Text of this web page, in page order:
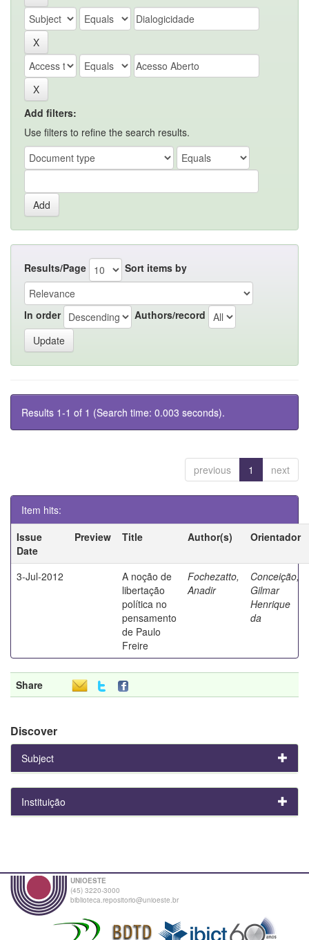
Add filters:
Use filters to refine the search results.
Results/Page Sort items by
In order Authors/record
Results 1-1 of 1 (Search time: 0.003 seconds).
previous 1 next
Item hits:
Issue
Date
Preview Title Author(s) Orientador
3-Jul-2012
A noção de
libertação
política no
pensamento
de Paulo
Freire
Fochezatto,
Anadir
Conceição,
Gilmar
Henrique
da
Share
Discover
Subject
Instituição
UNIOESTE
(45) 3220-3000
biblioteca.repositorio@unioeste.br